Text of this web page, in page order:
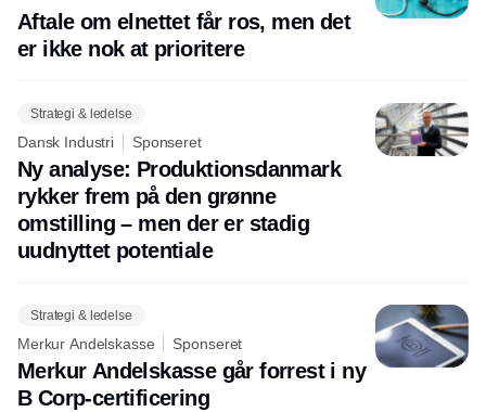
Aftale om elnettet får ros, men det
er ikke nok at prioritere
Strategi & ledelse
Dansk Industri Sponseret
Ny analyse: Produktionsdanmark
rykker frem på den grønne
omstilling – men der er stadig
uudnyttet potentiale
Strategi & ledelse
Merkur Andelskasse Sponseret
Merkur Andelskasse går forrest i ny
B Corp-certificering